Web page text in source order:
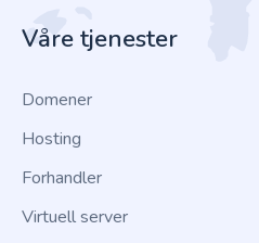
Våre tjenester
Domener
Hosting
Forhandler
Virtuell server